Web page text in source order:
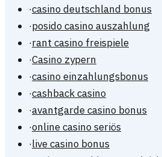
·casino deutschland bonus
·posido casino auszahlung
·rant casino freispiele
·Casino zypern
·casino einzahlungsbonus
·cashback casino
·avantgarde casino bonus
·online casino seriös
·live casino bonus